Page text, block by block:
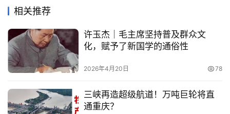
相关推荐
许玉杰｜毛主席坚持普及群众文
化，赋予了新国学的通俗性
2026年4月20日 78
三峡再造超级航道！万吨巨轮将直
通重庆？